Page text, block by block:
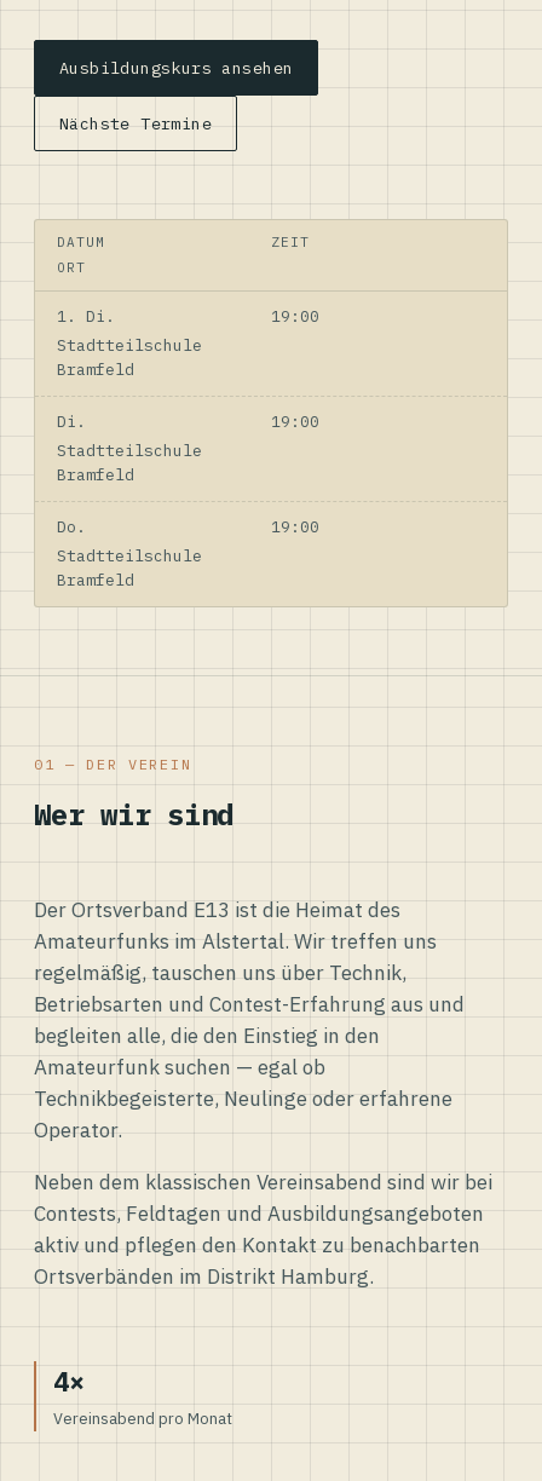
Ausbildungskurs ansehen
Nächste Termine
DATUM
ZEIT
ORT
1. Di.
19:00
Stadtteilschule
Bramfeld
Di.
19:00
Stadtteilschule
Bramfeld
Do.
19:00
Stadtteilschule
Bramfeld
01 — DER VEREIN
Wer wir sind
Der Ortsverband E13 ist die Heimat des
Amateurfunks im Alstertal. Wir treffen uns
regelmäßig, tauschen uns über Technik,
Betriebsarten und Contest-Erfahrung aus und
begleiten alle, die den Einstieg in den
Amateurfunk suchen — egal ob
Technikbegeisterte, Neulinge oder erfahrene
Operator.
Neben dem klassischen Vereinsabend sind wir bei
Contests, Feldtagen und Ausbildungsangeboten
aktiv und pflegen den Kontakt zu benachbarten
Ortsverbänden im Distrikt Hamburg.
4×
Vereinsabend pro Monat